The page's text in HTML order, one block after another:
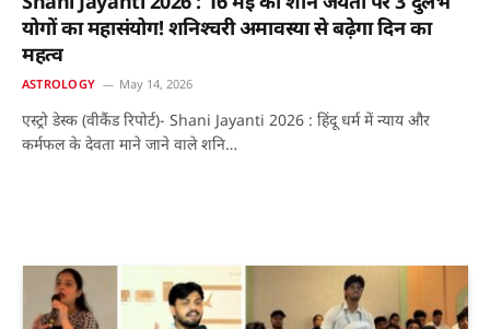
योगों का महासंयोग! शनिश्चरी अमावस्या से बढ़ेगा दिन का
महत्व
ASTROLOGY May 14, 2026
एस्ट्रो डेस्क (वीकैंड रिपोर्ट)- Shani Jayanti 2026 : हिंदू धर्म में न्याय और
कर्मफल के देवता माने जाने वाले शनि…